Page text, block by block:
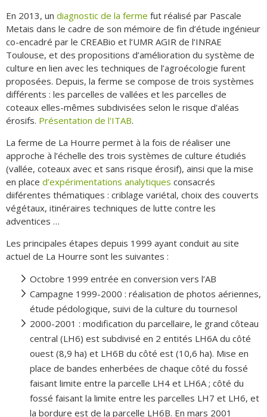
En 2013, un diagnostic de la ferme fut réalisé par Pascale
Metais dans le cadre de son mémoire de fin d’étude ingénieur
co-encadré par le CREABio et l’UMR AGIR de l’INRAE
Toulouse, et des propositions d’amélioration du système de
culture en lien avec les techniques de l’agroécologie furent
proposées. Depuis, la ferme se compose de trois systèmes
différents : les parcelles de vallées et les parcelles de
coteaux elles-mêmes subdivisées selon le risque d’aléas
érosifs. Présentation de l'ITAB.
La ferme de La Hourre permet à la fois de réaliser une
approche à l’échelle des trois systèmes de culture étudiés
(vallée, coteaux avec et sans risque érosif), ainsi que la mise
en place d’expérimentations analytiques consacrés
diiférentes thématiques : criblage variétal, choix des couverts
végétaux, itinéraires techniques de lutte contre les
adventices …
Les principales étapes depuis 1999 ayant conduit au site
actuel de La Hourre sont les suivantes :
Octobre 1999 entrée en conversion vers l’AB
Campagne 1999-2000 : réalisation de photos aériennes,
étude pédologique, suivi de la culture du tournesol
2000-2001 : modification du parcellaire, le grand côteau
central (LH6) est subdivisé en 2 entités LH6A du côté
ouest (8,9 ha) et LH6B du côté est (10,6 ha). Mise en
place de bandes enherbées de chaque côté du fossé
faisant limite entre la parcelle LH4 et LH6A ; côté du
fossé faisant la limite entre les parcelles LH7 et LH6, et
la bordure est de la parcelle LH6B. En mars 2001